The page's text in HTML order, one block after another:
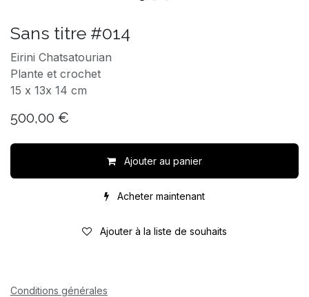
Sans titre #014
Eirini Chatsatourian
Plante et crochet
15 x 13x 14 cm
500,00 €
Ajouter au panier
Acheter maintenant
Ajouter à la liste de souhaits
Conditions générales